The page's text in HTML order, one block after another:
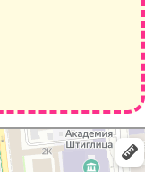
общественным
Карты